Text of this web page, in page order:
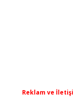
Reklam ve